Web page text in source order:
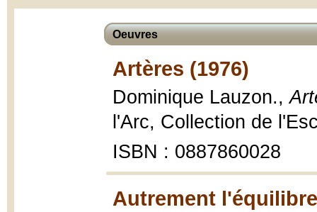
Oeuvres
Artères (1976)
Dominique Lauzon.,
l'Arc, Collection de
ISBN : 0887860028
Autrement